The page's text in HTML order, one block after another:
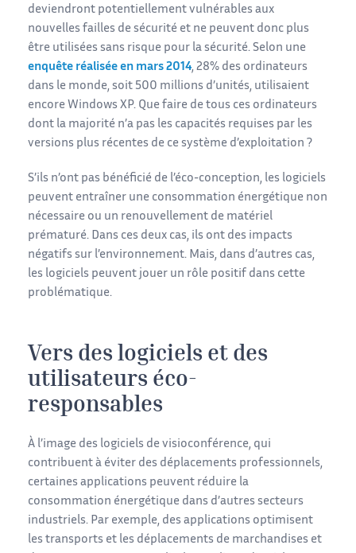
deviendront potentiellement vulnérables aux
nouvelles failles de sécurité et ne peuvent donc plus
être utilisées sans risque pour la sécurité. Selon une
enquête réalisée en mars 2014, 28% des ordinateurs
dans le monde, soit 500 millions d’unités, utilisaient
encore Windows XP. Que faire de tous ces ordinateurs
dont la majorité n’a pas les capacités requises par les
versions plus récentes de ce système d’exploitation ?
S’ils n’ont pas bénéficié de l’éco-conception, les logiciels
peuvent entraîner une consommation énergétique non
nécessaire ou un renouvellement de matériel
prématuré. Dans ces deux cas, ils ont des impacts
négatifs sur l’environnement. Mais, dans d’autres cas,
les logiciels peuvent jouer un rôle positif dans cette
problématique.
Vers des logiciels et des
utilisateurs éco-
responsables
À l’image des logiciels de visioconférence, qui
contribuent à éviter des déplacements professionnels,
certaines applications peuvent réduire la
consommation énergétique dans d’autres secteurs
industriels. Par exemple, des applications optimisent
les transports et les déplacements de marchandises et